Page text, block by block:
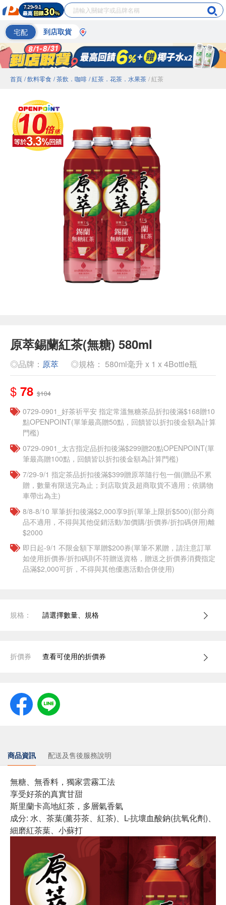
宅配 到店取貨
首頁 / 飲料零食 / 茶飲．咖啡 / 紅茶．花茶．水果茶 / 紅茶
原萃錫蘭紅茶(無糖) 580ml
◎品牌： 原萃 ◎規格： 580ml毫升 x 1 x 4Bottle瓶
$ 78 $104
​​0729-0901_好茶祈平安 指定常溫無糖茶品折扣後滿$168贈10
點OPENPOINT(單筆最高贈50點，回饋皆以折扣後金額為計算
門檻)
0729-0901_太古指定品折扣後滿$299贈20點OPENPOINT(單
筆最高贈100點，回饋皆以折扣後金額為計算門檻)
7/29-9/1 指定茶品折扣後滿$399贈原萃隨行包一個​(贈品不累
贈，數量有限送完為止；到店取貨及超商取貨不適用；依購物
車帶出為主)
8/8-8/10 單筆折扣後滿$2,000享9折(單筆上限折$500)(部分商
品不適用，不得與其他促銷活動/加價購/折價券/折扣碼併用)離
$2000
即日起-9/1 不限金額下單贈$200券(單筆不累贈，請注意訂單
如使用折價券/折扣碼則不符贈送資格，贈送之折價券消費指定
品滿$2,000可折，不得與其他優惠活動合併使用)
規格： 請選擇數量、規格
折價券 查看可使用的折價券
商品資訊 配送及售後服務說明
無糖、無香料，獨家雲霧工法
享受好茶的真實甘甜
斯里蘭卡高地紅茶，多層氣香氣
成分: 水、茶葉(薰芬茶、紅茶)、L-抗壞血酸鈉(抗氧化劑)、
細磨紅茶葉、小蘇打